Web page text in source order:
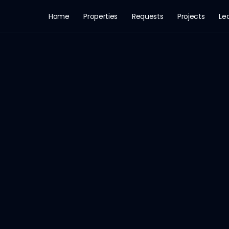
Home Properties Requests Projects